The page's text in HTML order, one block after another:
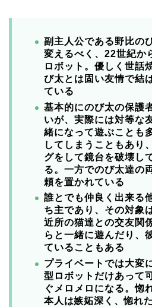
副主人公である野比の
変えるべく、22世紀か
ロボット。優しく世話
び太とは固い友情で結
ている
基本的にのび太の保護
いが、実際には対等な
緒になって遊ぶことも
してしまうこともあり
グをして鏡台を破壊し
る。一方でのび太達の
頼を置かれている
誰とでも仲良く出来る
ち主であり、その対象
近所の猫達との交友関
らと一緒に遊んだり、
ていることもある
プライベートでは大変
型ロボットだけあって
ぐメロメロになる。惚
本人は嫉妬深く、惚れ